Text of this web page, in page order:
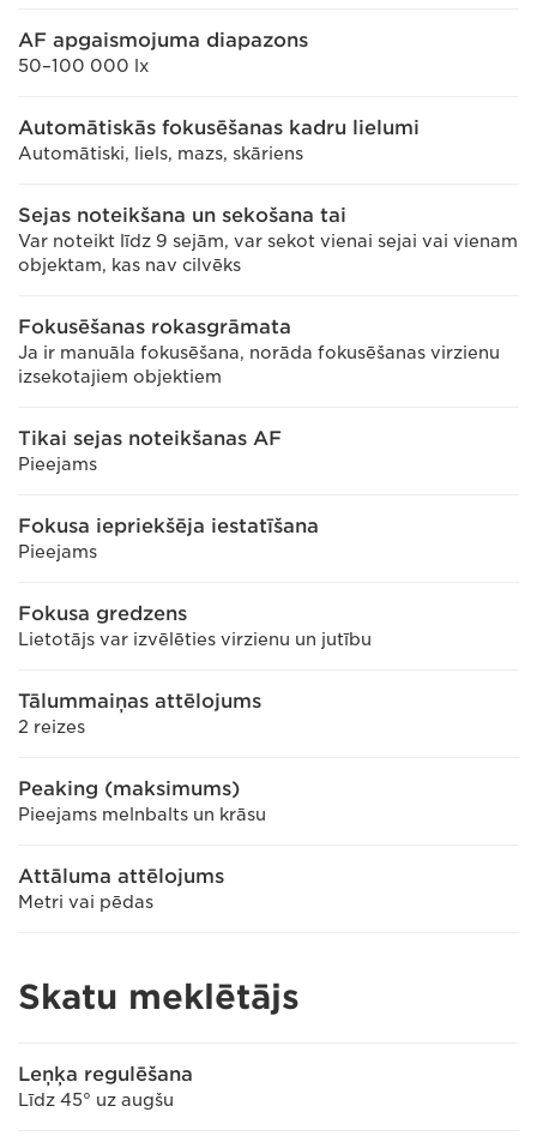
AF apgaismojuma diapazons
50–100 000 lx
Automātiskās fokusēšanas kadru lielumi
Automātiski, liels, mazs, skāriens
Sejas noteikšana un sekošana tai
Var noteikt līdz 9 sejām, var sekot vienai sejai vai vienam
objektam, kas nav cilvēks
Fokusēšanas rokasgrāmata
Ja ir manuāla fokusēšana, norāda fokusēšanas virzienu
izsekotajiem objektiem
Tikai sejas noteikšanas AF
Pieejams
Fokusa iepriekšēja iestatīšana
Pieejams
Fokusa gredzens
Lietotājs var izvēlēties virzienu un jutību
Tālummaiņas attēlojums
2 reizes
Peaking (maksimums)
Pieejams melnbalts un krāsu
Attāluma attēlojums
Metri vai pēdas
Skatu meklētājs
Leņķa regulēšana
Līdz 45° uz augšu